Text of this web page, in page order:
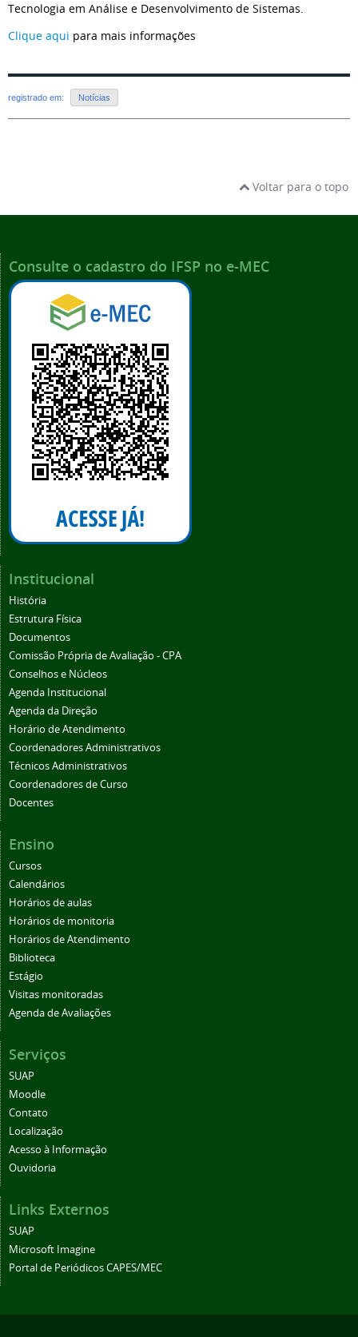
Tecnologia em Análise e Desenvolvimento de Sistemas.
Clique aqui para mais informações
registrado em: Notícias
Voltar para o topo
Consulte o cadastro do IFSP no e-MEC
Institucional
História
Estrutura Física
Documentos
Comissão Própria de Avaliação - CPA
Conselhos e Núcleos
Agenda Institucional
Agenda da Direção
Horário de Atendimento
Coordenadores Administrativos
Técnicos Administrativos
Coordenadores de Curso
Docentes
Ensino
Cursos
Calendários
Horários de aulas
Horários de monitoria
Horários de Atendimento
Biblioteca
Estágio
Visitas monitoradas
Agenda de Avaliações
Serviços
SUAP
Moodle
Contato
Localização
Acesso à Informação
Ouvidoria
Links Externos
SUAP
Microsoft Imagine
Portal de Periódicos CAPES/MEC